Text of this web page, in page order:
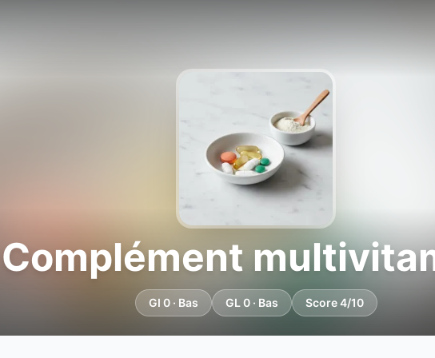
Complément
GI 0 · Bas GL 0 · Bas Score 4/10